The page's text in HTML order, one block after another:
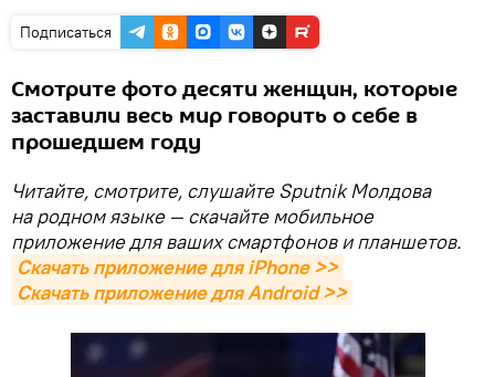
Подписаться
Смотрите фото десяти женщин, которые
заставили весь мир говорить о себе в
прошедшем году
Читайте, смотрите, слушайте Sputnik Молдова
на родном языке — скачайте мобильное
приложение для ваших смартфонов и планшетов.
Скачать приложение для iPhone >>
Скачать приложение для Android >>